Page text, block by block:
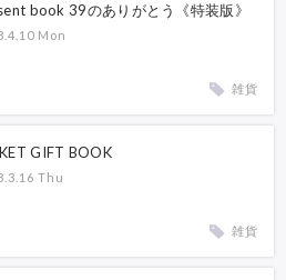
book 39のありがとう《特装版》
Mon
雑貨
GIFT BOOK
Thu
雑貨